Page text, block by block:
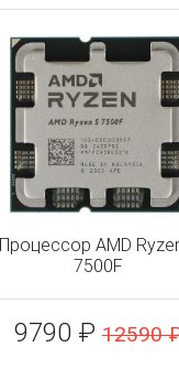
Процессор AMD
7500F
9790 ₽12590